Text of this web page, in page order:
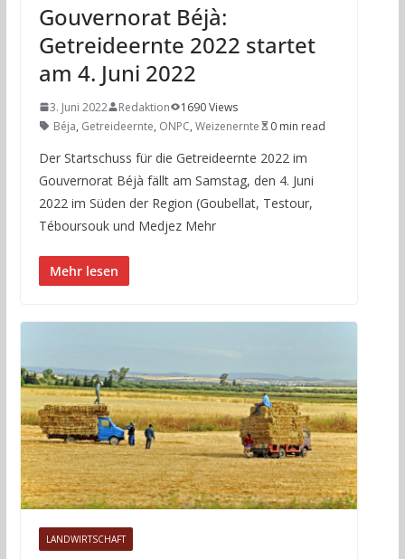
Gouvernorat Béjà:
Getreideernte 2022 startet
am 4. Juni 2022
3. Juni 2022 Redaktion
1690 Views
Béja, Getreideernte, ONPC, Weizenernte 0 min read
Der Startschuss für die Getreideernte 2022 im
Gouvernorat Béjà fällt am Samstag, den 4. Juni
2022 im Süden der Region (Goubellat, Testour,
Téboursouk und Medjez Mehr
Mehr lesen
LANDWIRTSCHAFT